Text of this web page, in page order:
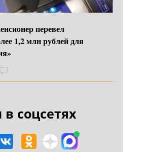
перевел
1,2 млн рублей для
соцсетях